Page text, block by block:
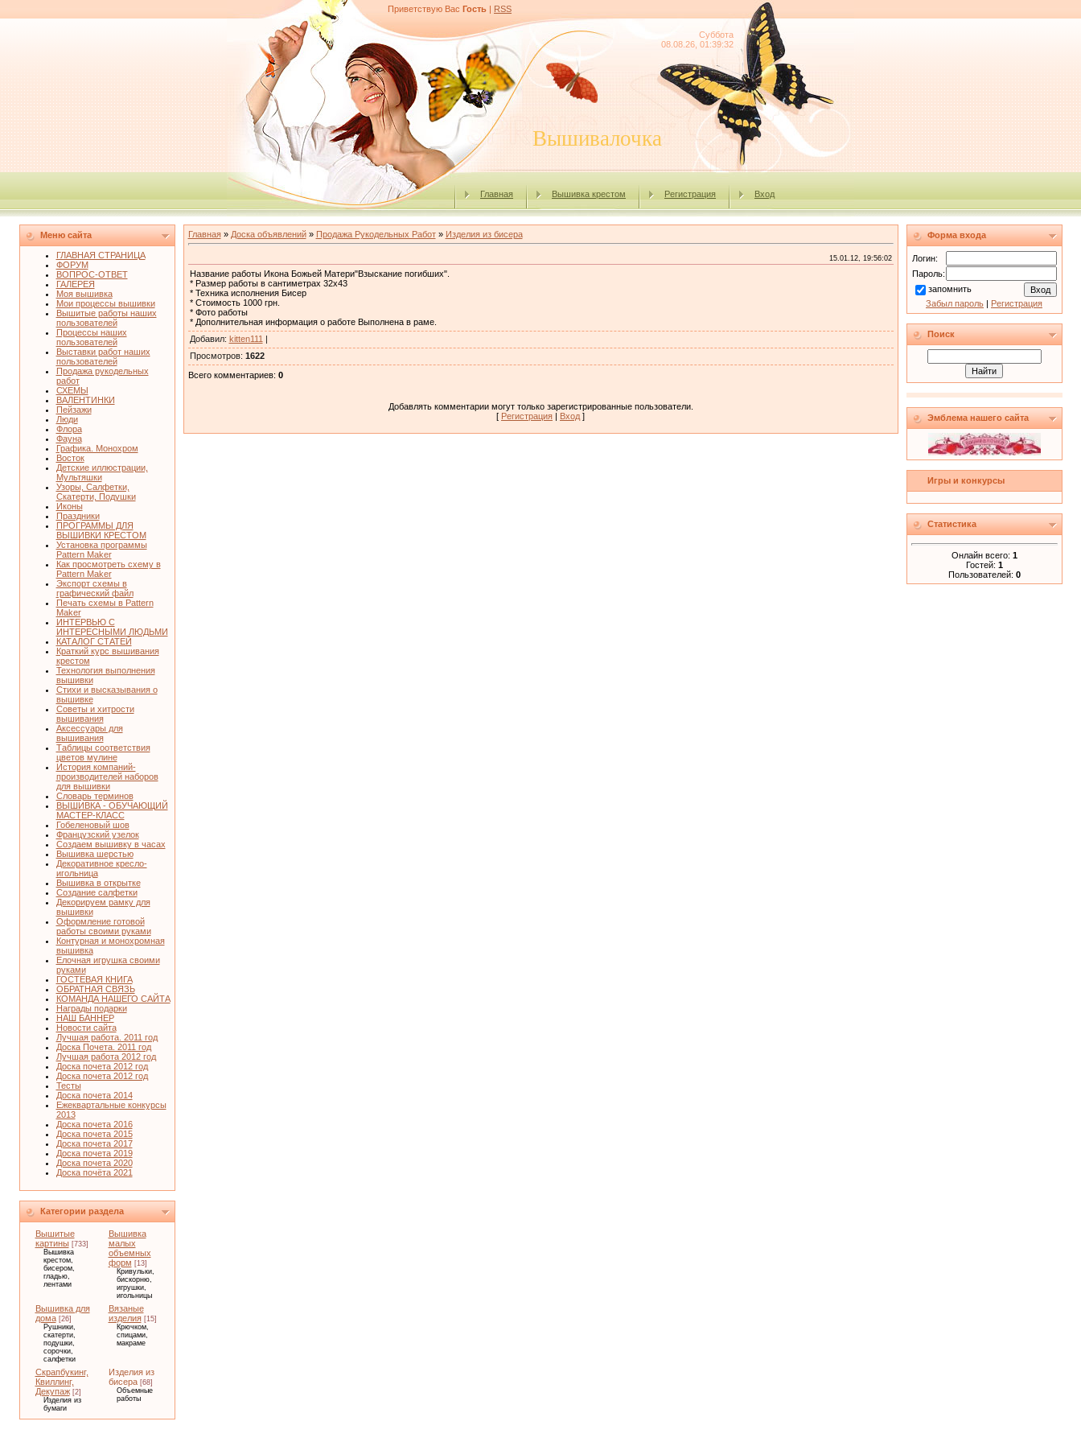
Приветствую Вас Гость | RSS
Суббота
08.08.26, 01:39:32
Вышивалочка
Главная Вышивка крестом Регистрация Вход
Меню сайта
ГЛАВНАЯ СТРАНИЦА
ФОРУМ
ВОПРОС-ОТВЕТ
ГАЛЕРЕЯ
Моя вышивка
Мои процессы вышивки
Вышитые работы наших
пользователей
Процессы наших
пользователей
Выставки работ наших
пользователей
Продажа рукодельных
работ
СХЕМЫ
ВАЛЕНТИНКИ
Пейзажи
Люди
Флора
Фауна
Графика. Монохром
Восток
Детские иллюстрации,
Мультяшки
Узоры, Салфетки,
Скатерти, Подушки
Иконы
Праздники
ПРОГРАММЫ ДЛЯ
ВЫШИВКИ КРЕСТОМ
Установка программы
Pattern Maker
Как просмотреть схему в
Pattern Maker
Экспорт схемы в
графический файл
Печать схемы в Pattern
Maker
ИНТЕРВЬЮ С
ИНТЕРЕСНЫМИ ЛЮДЬМИ
КАТАЛОГ СТАТЕЙ
Краткий курс вышивания
крестом
Технология выполнения
вышивки
Стихи и высказывания о
вышивке
Советы и хитрости
вышивания
Аксессуары для
вышивания
Таблицы соответствия
цветов мулине
История компаний-
производителей наборов
для вышивки
Словарь терминов
ВЫШИВКА - ОБУЧАЮЩИЙ
МАСТЕР-КЛАСС
Гобеленовый шов
Французский узелок
Создаем вышивку в часах
Вышивка шерстью
Декоративное кресло-
игольница
Вышивка в открытке
Создание салфетки
Декорируем рамку для
вышивки
Оформление готовой
работы своими руками
Контурная и монохромная
вышивка
Елочная игрушка своими
руками
ГОСТЕВАЯ КНИГА
ОБРАТНАЯ СВЯЗЬ
КОМАНДА НАШЕГО САЙТА
Награды подарки
НАШ БАННЕР
Новости сайта
Лучшая работа. 2011 год
Доска Почета. 2011 год
Лучшая работа 2012 год
Доска почета 2012 год
Доска почета 2012 год
Тесты
Доска почета 2014
Ежеквартальные конкурсы
2013
Доска почета 2016
Доска почета 2015
Доска почета 2017
Доска почета 2019
Доска почета 2020
Доска почёта 2021
Категории раздела
Вышитые
картины [733]
Вышивка
крестом,
бисером,
гладью,
лентами
Вышивка
малых
объемных
форм [13]
Кривульки,
бискорню,
игрушки,
игольницы
Вышивка для
дома [26]
Рушники,
скатерти,
подушки,
сорочки,
салфетки
Вязаные
изделия [15]
Крючком,
спицами,
макраме
Скрапбукинг,
Квиллинг,
Декупаж [2]
Изделия из
бумаги
Изделия из
бисера [68]
Объемные
работы
Главная» Доска объявлений» Продажа Рукодельных Работ» Изделия из бисера
15.01.12, 19:56:02
Название работы Икона Божьей Матери"Взыскание погибших". ​
* Размер работы в сантиметрах 32х43
* Техника исполнения Бисер
* Стоимость 1000 грн.
* Фото работы
* Дополнительная информация о работе Выполнена в раме.
Добавил: kitten111 |
Просмотров: 1622
Всего комментариев: 0
Добавлять комментарии могут только зарегистрированные пользователи.
[ Регистрация | Вход ]
Форма входа
Логин:
Пароль:
запомнить
Забыл пароль | Регистрация
Поиск
Эмблема нашего сайта
Игры и конкурсы
Статистика
Онлайн всего: 1
Гостей: 1
Пользователей: 0